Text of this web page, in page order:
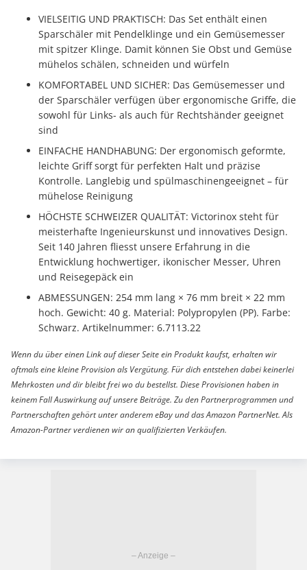
VIELSEITIG UND PRAKTISCH: Das Set enthält einen
Sparschäler mit Pendelklinge und ein Gemüsemesser
mit spitzer Klinge. Damit können Sie Obst und Gemüse
mühelos schälen, schneiden und würfeln
KOMFORTABEL UND SICHER: Das Gemüsemesser und
der Sparschäler verfügen über ergonomische Griffe, die
sowohl für Links- als auch für Rechtshänder geeignet
sind
EINFACHE HANDHABUNG: Der ergonomisch geformte,
leichte Griff sorgt für perfekten Halt und präzise
Kontrolle. Langlebig und spülmaschinengeeignet – für
mühelose Reinigung
HÖCHSTE SCHWEIZER QUALITÄT: Victorinox steht für
meisterhafte Ingenieurskunst und innovatives Design.
Seit 140 Jahren fliesst unsere Erfahrung in die
Entwicklung hochwertiger, ikonischer Messer, Uhren
und Reisegepäck ein
ABMESSUNGEN: 254 mm lang × 76 mm breit × 22 mm
hoch. Gewicht: 40 g. Material: Polypropylen (PP). Farbe:
Schwarz. Artikelnummer: 6.7113.22
Wenn du über einen Link auf dieser Seite ein Produkt kaufst, erhalten wir
oftmals eine kleine Provision als Vergütung. Für dich entstehen dabei keinerlei
Mehrkosten und dir bleibt frei wo du bestellst. Diese Provisionen haben in
keinem Fall Auswirkung auf unsere Beiträge. Zu den Partnerprogrammen und
Partnerschaften gehört unter anderem eBay und das Amazon PartnerNet. Als
Amazon-Partner verdienen wir an qualifizierten Verkäufen.